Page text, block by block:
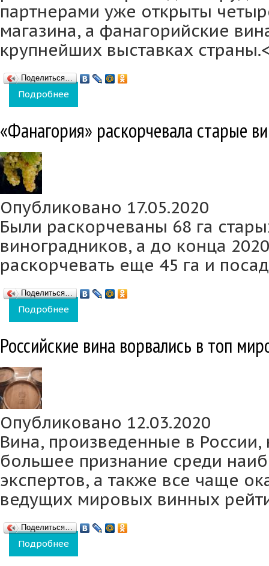
партнерами уже открыты
магазина, а фанагорийские
крупнейших выставках
Поделиться…
Подробнее
«Фанагория» раскорчевала старые
Опубликовано 17.05.2020
Были раскорчеваны 68 га
виноградников, а до конца
раскорчевать еще 45 га и
Поделиться…
Подробнее
Российские вина ворвались в топ
Опубликовано 12.03.2020
Вина, произведенные в России,
большее признание среди
экспертов, а также все чаще
ведущих мировых винных
Поделиться…
Подробнее